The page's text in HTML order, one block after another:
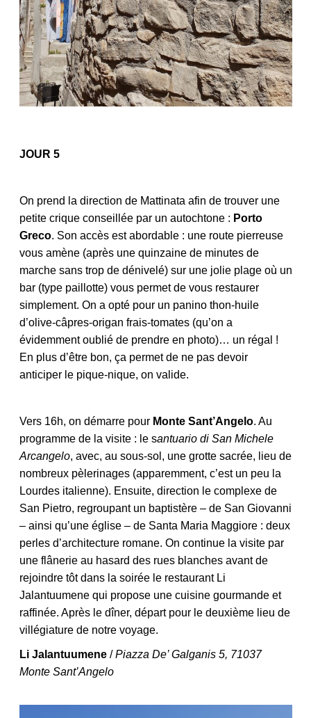
JOUR 5
On prend la direction de Mattinata afin de trouver une
petite crique conseillée par un autochtone : Porto
Greco. Son accès est abordable : une route pierreuse
vous amène (après une quinzaine de minutes de
marche sans trop de dénivelé) sur une jolie plage où un
bar (type paillotte) vous permet de vous restaurer
simplement. On a opté pour un panino thon-huile
d’olive-câpres-origan frais-tomates (qu’on a
évidemment oublié de prendre en photo)… un régal !
En plus d’être bon, ça permet de ne pas devoir
anticiper le pique-nique, on valide.
Vers 16h, on démarre pour Monte Sant’Angelo. Au
programme de la visite : le santuario di San Michele
Arcangelo, avec, au sous-sol, une grotte sacrée, lieu de
nombreux pèlerinages (apparemment, c’est un peu la
Lourdes italienne). Ensuite, direction le complexe de
San Pietro, regroupant un baptistère – de San Giovanni
– ainsi qu’une église – de Santa Maria Maggiore : deux
perles d’architecture romane. On continue la visite par
une flânerie au hasard des rues blanches avant de
rejoindre tôt dans la soirée le restaurant Li
Jalantuumene qui propose une cuisine gourmande et
raffinée. Après le dîner, départ pour le deuxième lieu de
villégiature de notre voyage.
Li Jalantuumene/Piazza De’ Galganis 5, 71037
Monte Sant’Angelo